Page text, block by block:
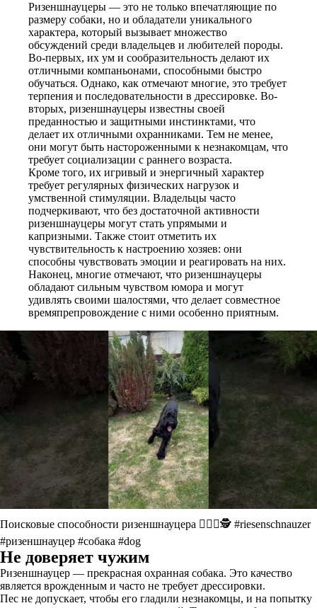
Ризеншнауцеры — это не только впечатляющие по
размеру собаки, но и обладатели уникального
характера, который вызывает множество
обсуждений среди владельцев и любителей породы.
Во-первых, их ум и сообразительность делают их
отличными компаньонами, способными быстро
обучаться. Однако, как отмечают многие, это требует
терпения и последовательности в дрессировке. Во-
вторых, ризеншнауцеры известны своей
преданностью и защитными инстинктами, что
делает их отличными охранниками. Тем не менее,
они могут быть настороженными к незнакомцам, что
требует социализации с раннего возраста.
Кроме того, их игривый и энергичный характер
требует регулярных физических нагрузок и
умственной стимуляции. Владельцы часто
подчеркивают, что без достаточной активности
ризеншнауцеры могут стать упрямыми и
капризными. Также стоит отметить их
чувствительность к настроению хозяев: они
способны чувствовать эмоции и реагировать на них.
Наконец, многие отмечают, что ризеншнауцеры
обладают сильным чувством юмора и могут
удивлять своими шалостями, что делает совместное
времяпрепровождение с ними особенно приятным.
Поисковые способности ризеншнауцера 🐕‍🦺🔎🕵️ #riesenschnauzer
#ризеншнауцер #собака #dog
Не доверяет чужим
Ризеншнауцер ― прекрасная охранная собака. Это качество
является врожденным и часто не требует дрессировки.
Пес не допускает, чтобы его гладили незнакомцы, и на попытку